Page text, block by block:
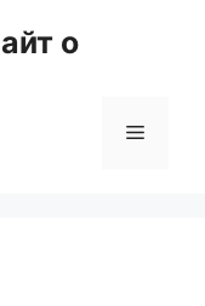
о
Меню